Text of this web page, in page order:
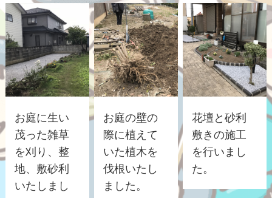
お庭に生い
茂った雑草
を刈り、整
地、敷砂利
いたしまし
お庭の壁の
際に植えて
いた植木を
伐根いたし
ました。
花壇と砂利
敷きの施工
を行いまし
た。